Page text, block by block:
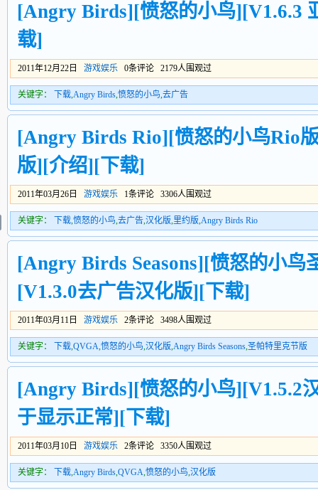
[Angry Birds][愤怒的小鸟][V1.6.3
载]
2011年12月22日 游戏娱乐 0条评论 2179人围观过
关键字： 下载,Angry Birds,愤怒的小鸟,去广告
[Angry Birds Rio][愤怒的小鸟Rio
版][介绍][下载]
2011年03月26日 游戏娱乐 1条评论 3306人围观过
关键字： 下载,愤怒的小鸟,去广告,汉化版,里约版,Angry Birds Rio
[Angry Birds Seasons][愤怒的小鸟
[V1.3.0去广告汉化版][下载]
2011年03月11日 游戏娱乐 2条评论 3498人围观过
关键字： 下载,QVGA,愤怒的小鸟,汉化版,Angry Birds Seasons,圣帕特里克节版
[Angry Birds][愤怒的小鸟][V1.5.2
于显示正常][下载]
2011年03月10日 游戏娱乐 2条评论 3350人围观过
关键字： 下载,Angry Birds,QVGA,愤怒的小鸟,汉化版